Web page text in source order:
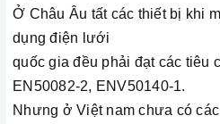
Ở Châu Âu tất các thiết bị khi
dụng điện lưới
quốc gia đều phải đạt các tiêu
EN50082-2, ENV50140-1.
Nhưng ở Việt nam chưa có